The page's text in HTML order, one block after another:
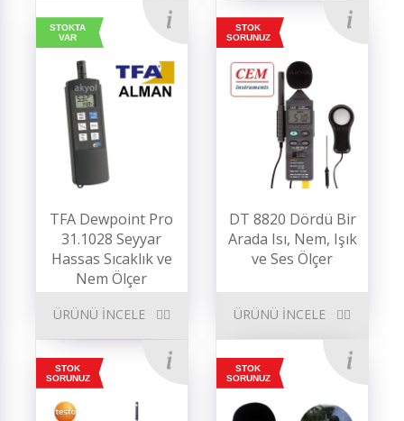
STOK
SORUNUZ
DT 8820 Dördü Bir
Arada Isı, Nem, Işık
ve Ses Ölçer
ÜRÜNÜ İNCELE
STOK
SORUNUZ
STOK
SORUNUZ
STOKTA
VAR
TFA Dewpoint Pro
31.1028 Seyyar
Hassas Sıcaklık ve
Nem Ölçer
ÜRÜNÜ İNCELE